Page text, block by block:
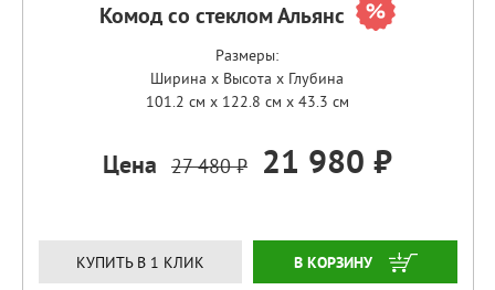
Комод со стеклом Альянс
Размеры:
Ширина x Высота x Глубина
101.2 см x 122.8 см x 43.3 см
Цена 27 480 ₽ 21 980 ₽
КУПИТЬ В 1 КЛИК ЗАКАЗАТЬ